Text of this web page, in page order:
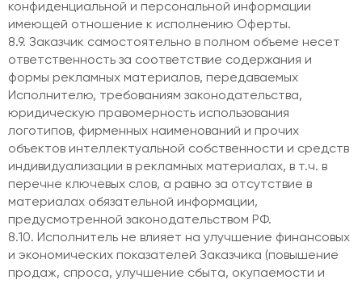
конфиденциальной и персональной информации
имеющей отношение к исполнению Оферты.
8.9. Заказчик самостоятельно в полном объеме несет
ответственность за соответствие содержания и
формы рекламных материалов, передаваемых
Исполнителю, требованиям законодательства,
юридическую правомерность использования
логотипов, фирменных наименований и прочих
объектов интеллектуальной собственности и средств
индивидуализации в рекламных материалах, в т.ч. в
перечне ключевых слов, а равно за отсутствие в
материалах обязательной информации,
предусмотренной законодательством РФ.
8.10. Исполнитель не влияет на улучшение финансовых
и экономических показателей Заказчика (повышение
продаж, спроса, улучшение сбыта, окупаемости и